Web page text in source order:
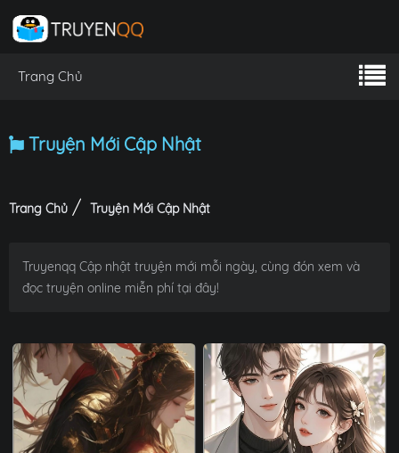
Trang Chủ
Truyện Mới Cập Nhật
Trang Chủ Truyện Mới Cập Nhật
Truyenqq Cập nhật truyện mới mỗi ngày, cùng đón xem và
đọc truyện online miễn phí tại đây!